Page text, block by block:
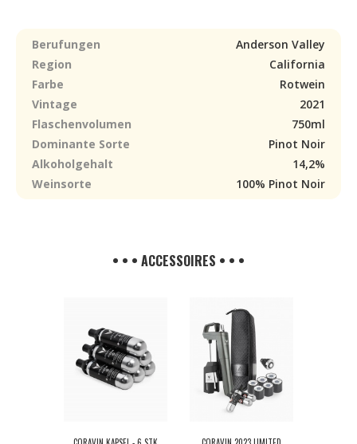
Berufungen
Anderson Valley
Region
California
Farbe
Rotwein
Vintage
2021
Flaschenvolumen
750ml
Dominante Sorte
Pinot Noir
Alkoholgehalt
14,2%
Weinsorte
100% Pinot Noir
• • • ACCESSOIRES • • •